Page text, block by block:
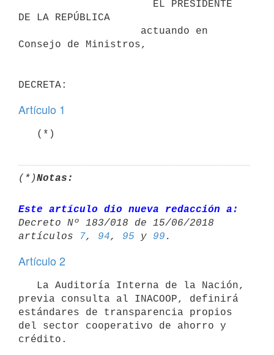
DE LA REPÚBLICA
Consejo de Ministros,
Artículo 1
   (*)
(*)Notas:
Este artículo dio nueva redacción a:
Decreto Nº 183/018 de 15/06/2018
artículos
7, 94, 95 y 99
Artículo 2
previa consulta al INACOOP, definirá
estándares de transparencia propios
del sector cooperativo de ahorro y